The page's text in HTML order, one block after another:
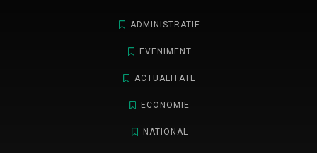
ADMINISTRATIE
EVENIMENT
ACTUALITATE
ECONOMIE
NATIONAL